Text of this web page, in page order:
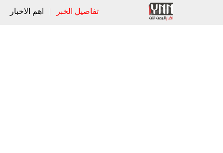
تفاصيل الخبر | اهم الاخبار